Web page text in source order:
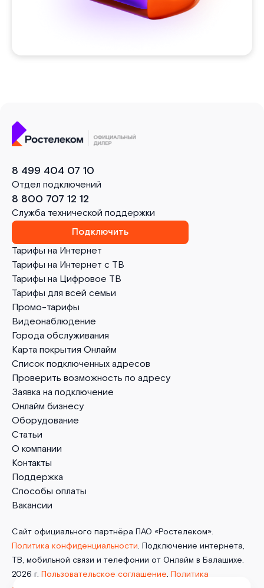
Тарифы на Интернет
Тарифы на Интернет с ТВ
Тарифы на Цифровое ТВ
Тарифы для всей семьи
Промо-тарифы
Видеонаблюдение
Города обслуживания
Карта покрытия Онлайм
Список подключенных адресов
Проверить возможность по адресу
Заявка на подключение
Онлайм бизнесу
Оборудование
Статьи
О компании
Контакты
Поддержка
Способы оплаты
Вакансии
8 499 404 07 10
Отдел подключений
8 800 707 12 12
Служба технической поддержки
Подключить
Сайт официального партнёра ПАО «Ростелеком».
Политика конфиденциальности. Подключение интернета,
ТВ, мобильной связи и телефонии от Онлайм в Балашихе.
2026 г. Пользовательское соглашение. Политика